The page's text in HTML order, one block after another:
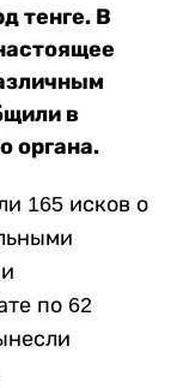
тенге. В
в
органа.
165 исков о
по 62